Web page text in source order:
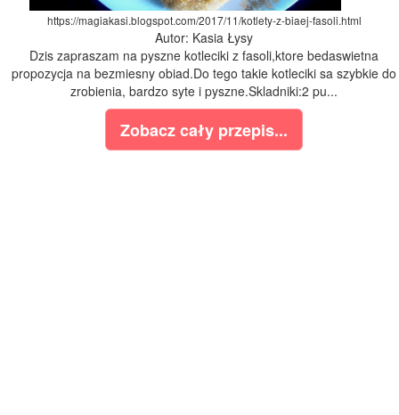
https://magiakasi.blogspot.com/2017/11/kotlety-z-biaej-fasoli.html
Autor: Kasia Łysy
Dzis zapraszam na pyszne kotleciki z fasoli,ktore bedaswietna
propozycja na bezmiesny obiad.Do tego takie kotleciki sa szybkie do
zrobienia, bardzo syte i pyszne.Skladniki:2 pu...
Zobacz cały przepis...